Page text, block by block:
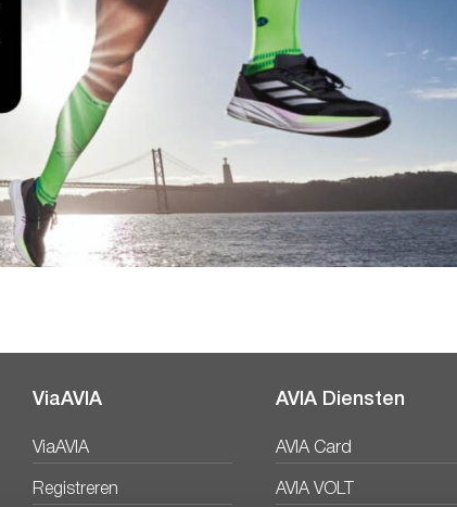
ViaAVIA
ViaAVIA
Registreren
AVIA Diensten
AVIA Card
AVIA VOLT